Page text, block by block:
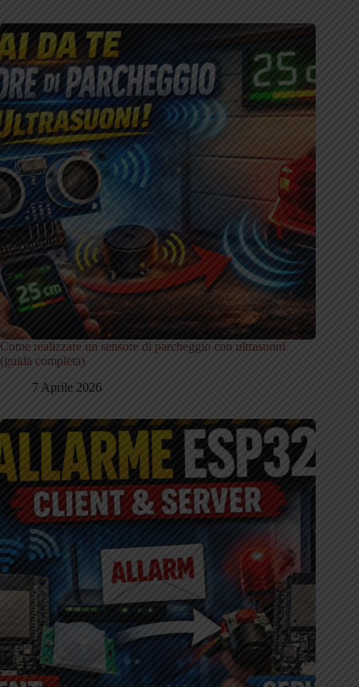
Come realizzare un sensore di parcheggio con ultrasuoni
(guida completa)
7 Aprile 2026